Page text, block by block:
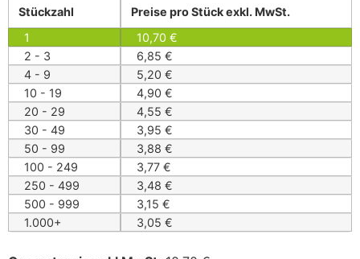
Stückzahl
Preise pro Stück exkl. MwSt.
1
10,70 €
2 - 3
6,85 €
4 - 9
5,20 €
10 - 19
4,90 €
20 - 29
4,55 €
30 - 49
3,95 €
50 - 99
3,88 €
100 - 249
3,77 €
250 - 499
3,48 €
500 - 999
3,15 €
1.000+
3,05 €